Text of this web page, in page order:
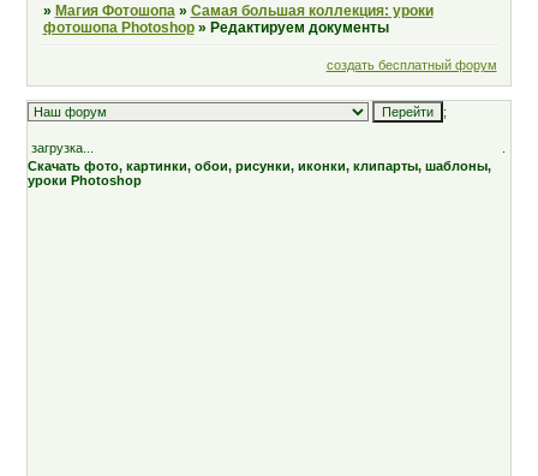
» Магия Фотошопа » Самая большая коллекция: уроки
фотошопа Photoshop » Редактируем документы
создать бесплатный форум
;
загрузка...
Скачать фото, картинки, обои, рисунки, иконки, клипарты, шаблоны,
уроки Photoshop